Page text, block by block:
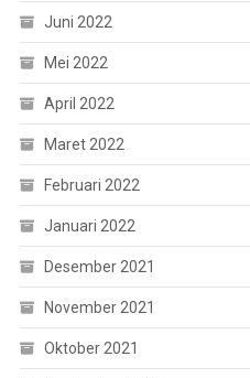
Juni 2022
Mei 2022
April 2022
Maret 2022
Februari 2022
Januari 2022
Desember 2021
November 2021
Oktober 2021